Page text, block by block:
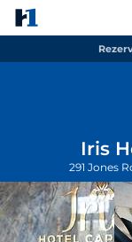
Iris
291 Jones